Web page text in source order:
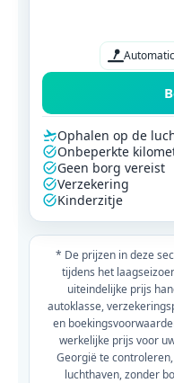
Automatic
Ophalen op de
Onbeperkte
Geen borg vereist
Verzekering
Kinderzitje
* De prijzen in deze
tijdens het
uiteindelijke prijs
autoklasse,
en
werkelijke prijs voor
Georgië te
luchthaven, zonder